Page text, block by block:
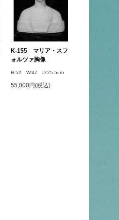
K-155 マリア・スフ
ォルツァ胸像
H.52 W.47 D.25.5cm
55,000円(税込)